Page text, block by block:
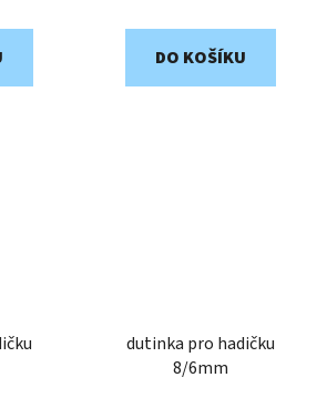
DO KOŠÍKU
dutinka pro hadičku
8/6mm